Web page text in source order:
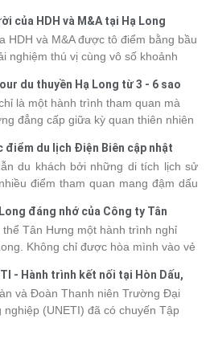
của HDH và M&A tại Hạ Long
HDH và M&A được tô điểm bằng bầu
nghiệm thú vị cùng vô số khoảnh
tất cả đã tạo nên một chuyến đi
khó quên.
du thuyền Hạ Long từ 3 - 6 sao
là một hành trình tham quan mà
đẳng cấp giữa kỳ quan thiên nhiên
băn khoăn khi lựa chọn. Bài viết
tour du thuyền Hạ Long mới nhất
dàng so sánh và tìm được hành
như ngân sách.
điểm du lịch Điện Biên cập nhật
du khách bởi những di tích lịch sử
điểm tham quan mang đậm dấu
nhật trước giá vé sẽ giúp bạn chủ
chi phí. Cùng Vietsense Travel tham
các điểm du lịch Điện Biênmới nhất
đáng nhớ của Công ty Tân
Tân Hưng một hành trình nghỉ
Không chỉ được hòa mình vào vẻ
khoảnh khắc đáng nhớ. Hãy cùng
niềm vui và những trải nghiệm khó
- Hành trình kết nối tại Hòn Dấu,
và Đoàn Thanh niên Trường Đại
nghiệp (UNETI) đã có chuyến Tập